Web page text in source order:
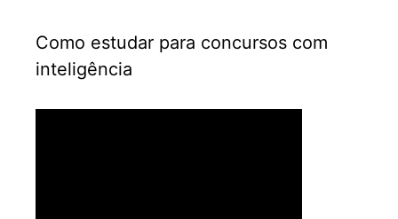
Como estudar para concursos com
inteligência